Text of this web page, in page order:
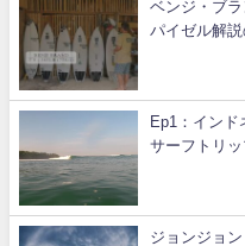
ベンジ・ブ
パイゼル解
Ep1：インド
サーフトリ
ジョンジョ